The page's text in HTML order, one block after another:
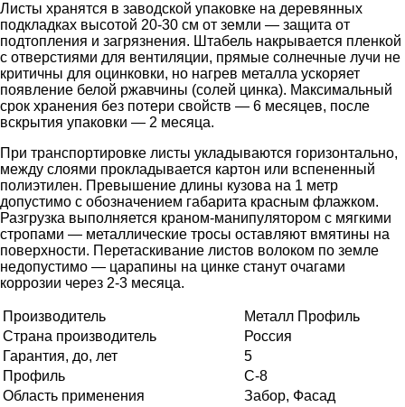
Листы хранятся в заводской упаковке на деревянных
подкладках высотой 20-30 см от земли — защита от
подтопления и загрязнения. Штабель накрывается пленкой
с отверстиями для вентиляции, прямые солнечные лучи не
критичны для оцинковки, но нагрев металла ускоряет
появление белой ржавчины (солей цинка). Максимальный
срок хранения без потери свойств — 6 месяцев, после
вскрытия упаковки — 2 месяца.
При транспортировке листы укладываются горизонтально,
между слоями прокладывается картон или вспененный
полиэтилен. Превышение длины кузова на 1 метр
допустимо с обозначением габарита красным флажком.
Разгрузка выполняется краном-манипулятором с мягкими
стропами — металлические тросы оставляют вмятины на
поверхности. Перетаскивание листов волоком по земле
недопустимо — царапины на цинке станут очагами
коррозии через 2-3 месяца.
Производитель
Металл Профиль
Страна производитель
Россия
Гарантия, до, лет
5
Профиль
С-8
Область применения
Забор, Фасад